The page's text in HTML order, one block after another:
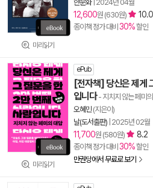
미리읽기
한문화| 2024년 04월
12,600원 (630원) 10.0
종이책 정가 대비 30%할인
미리읽기
ePub
[전자책] 당신은 제게
입니다- 지치지 않는 페미
오혜민(지은이)
날(도서출판) 2025년 02월
11,700원 (580원) 8.2
종이책 정가 대비 30%할인
만권당에서 무료로 보기